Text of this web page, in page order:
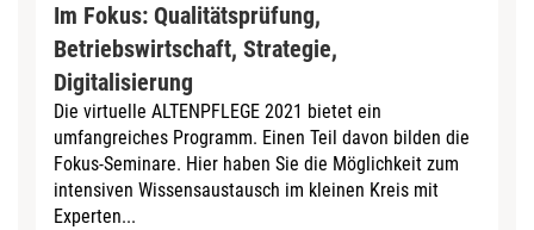
Im Fokus: Qualitätsprüfung,
Betriebswirtschaft, Strategie,
Digitalisierung
Die virtuelle ALTENPFLEGE 2021 bietet ein
umfangreiches Programm. Einen Teil davon bilden die
Fokus-Seminare. Hier haben Sie die Möglichkeit zum
intensiven Wissensaustausch im kleinen Kreis mit
Experten...